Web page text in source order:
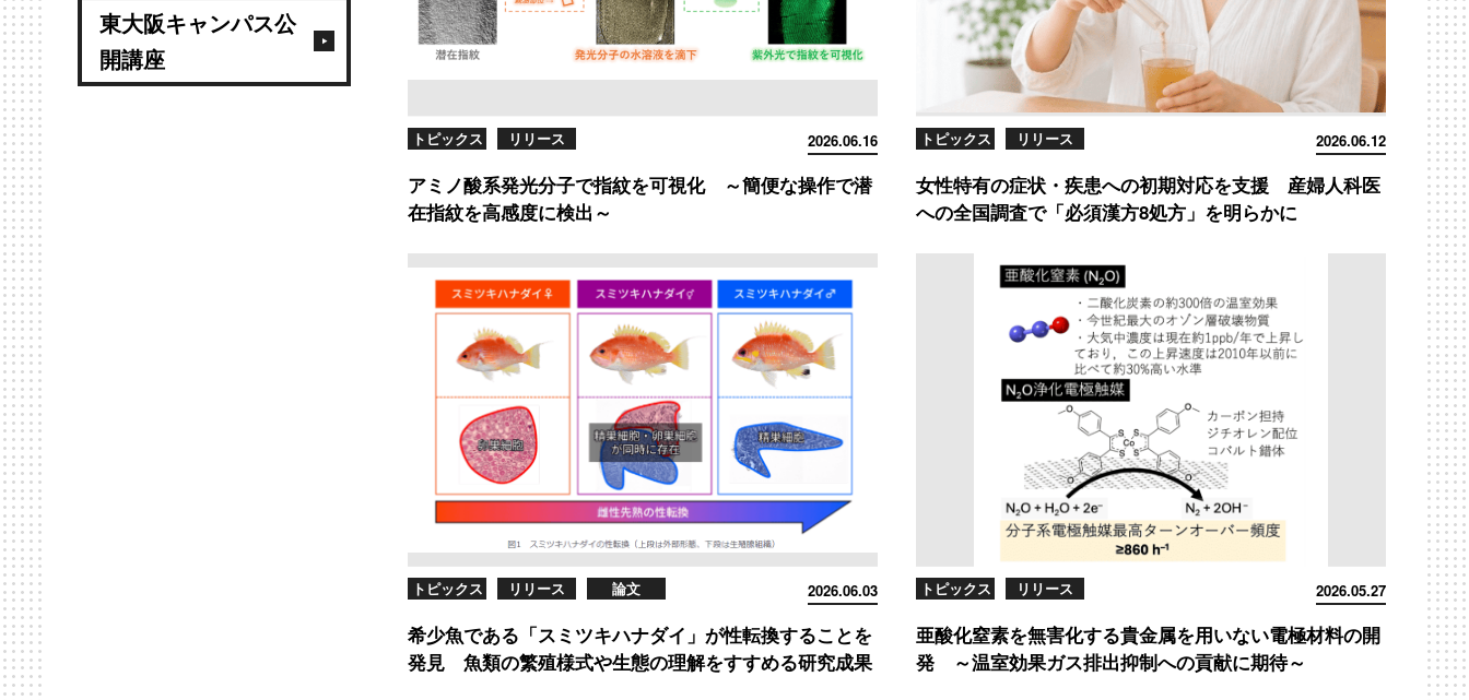
東大阪キャンパス公
開講座
2026.06.16
トピックス リリース
アミノ酸系発光分子で指紋を可視化 ～簡便な操作で潜
在指紋を高感度に検出～
2026.06.12
トピックス リリース
女性特有の症状・疾患への初期対応を支援 産婦人科医
への全国調査で「必須漢方8処方」を明らかに
2026.06.03
トピックス リリース 論文
希少魚である「スミツキハナダイ」が性転換することを
発見 魚類の繁殖様式や生態の理解をすすめる研究成果
2026.05.27
トピックス リリース
亜酸化窒素を無害化する貴金属を用いない電極材料の開
発 ～温室効果ガス排出抑制への貢献に期待～